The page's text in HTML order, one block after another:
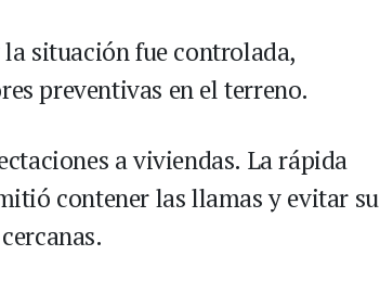
situación fue controlada,
preventivas en el terreno.
a viviendas. La rápida
contener las llamas y evitar su